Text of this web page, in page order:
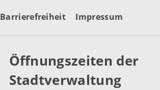
Barrierefreiheit Impressum
Öffnungszeiten der
Stadtverwaltung